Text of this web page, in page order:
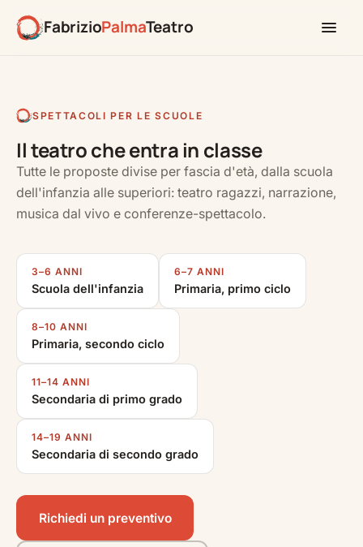
FabrizioPalmaTeatro
SPETTACOLI PER LE SCUOLE
Il teatro che entra in classe
Tutte le proposte divise per fascia d'età, dalla scuola
dell'infanzia alle superiori: teatro ragazzi, narrazione,
musica dal vivo e conferenze-spettacolo.
3–6 ANNI
Scuola dell'infanzia
6–7 ANNI
Primaria, primo ciclo
8–10 ANNI
Primaria, secondo ciclo
11–14 ANNI
Secondaria di primo grado
14–19 ANNI
Secondaria di secondo grado
Richiedi un preventivo